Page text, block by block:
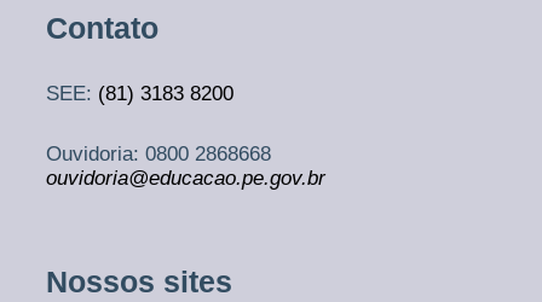
Contato
SEE: (81) 3183 8200
Ouvidoria: 0800 2868668
ouvidoria@educacao.pe.gov.br
Nossos sites